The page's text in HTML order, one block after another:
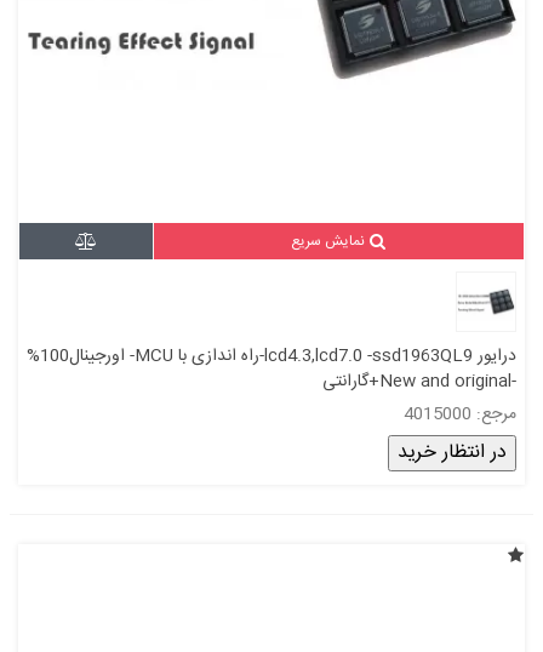
نمایش سریع
درایور lcd4.3,lcd7.0 -ssd1963QL9-راه اندازی با MCU- اورجینال100%
-New and original+گارانتی
مرجع: 4015000
در انتظار خرید